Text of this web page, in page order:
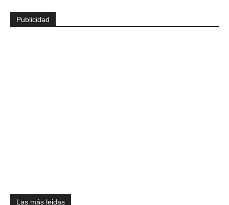
Publicidad
Las más leidas